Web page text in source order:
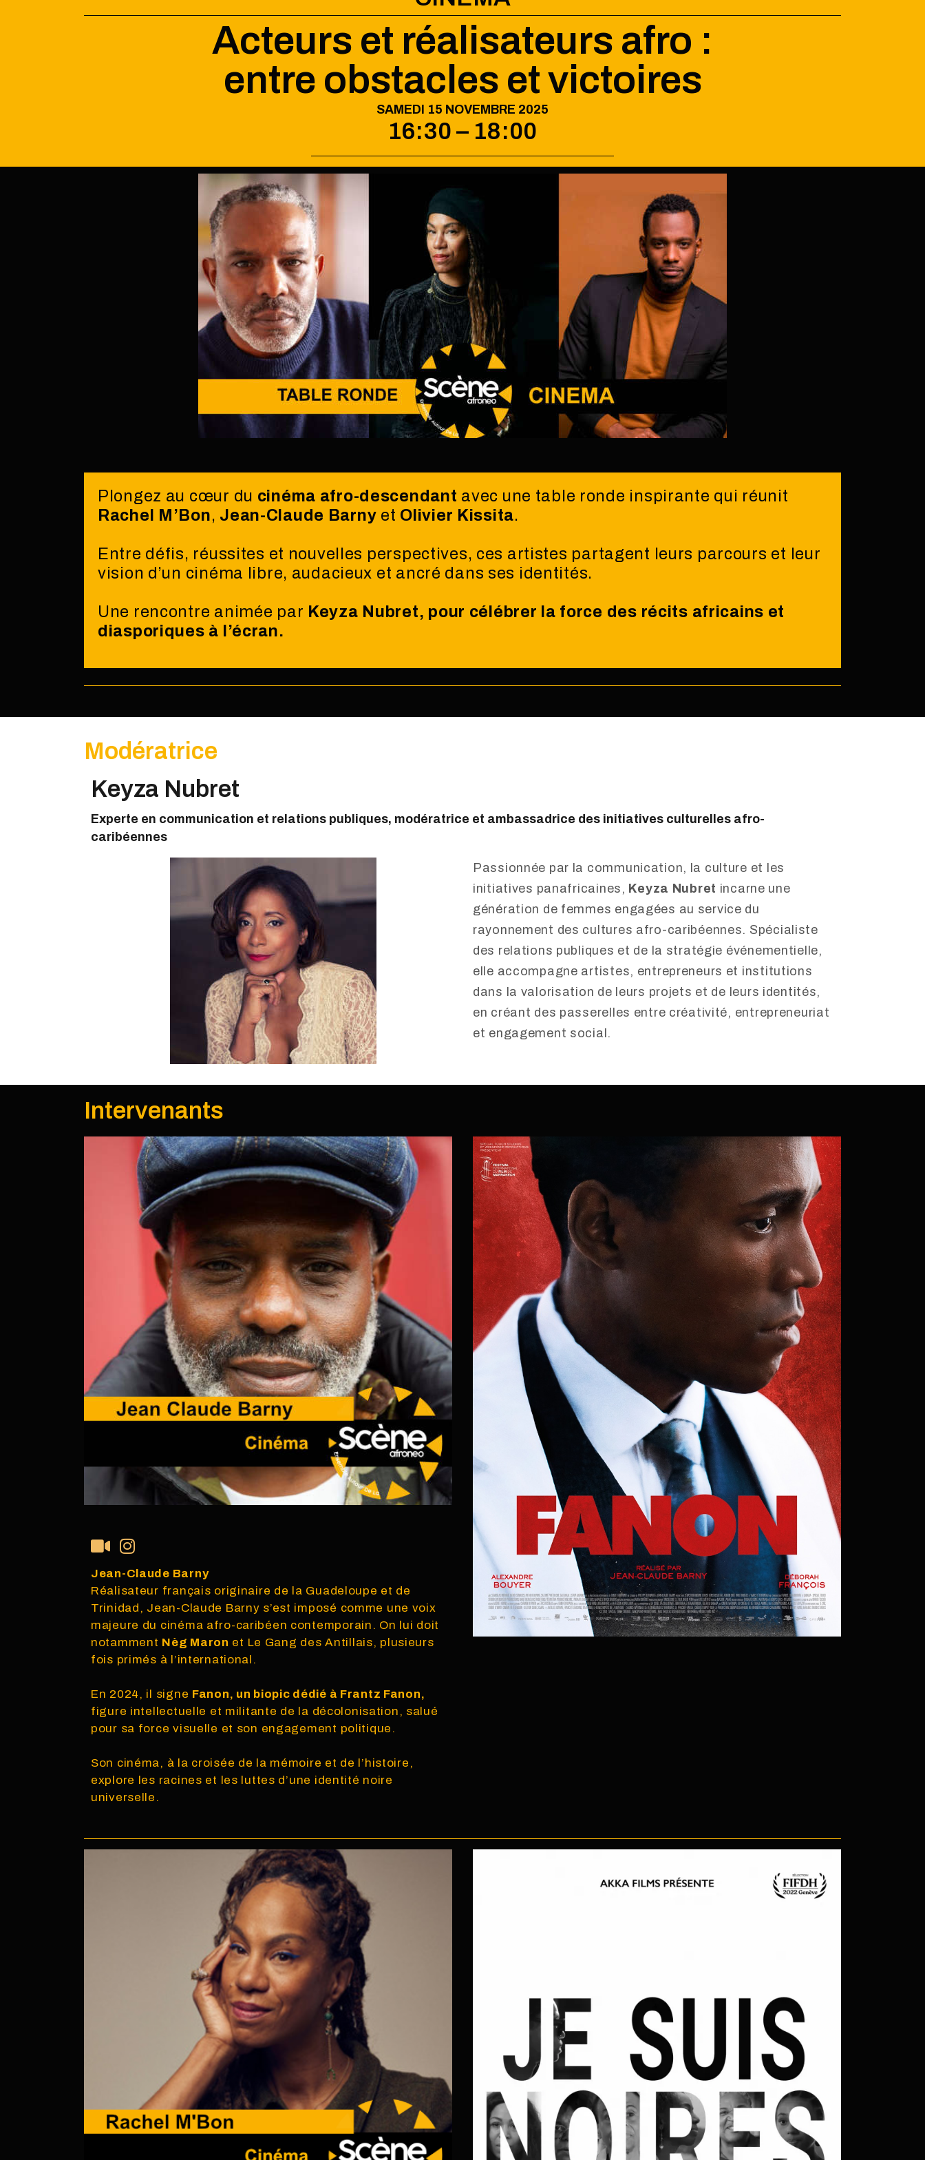
Acteurs et réalisateurs afro :
entre obstacles et victoires
SAMEDI 15 NOVEMBRE 2025
16:30 – 18:00
Plongez au cœur du cinéma afro-descendant avec une table ronde inspirante qui réunit
Rachel M’Bon, Jean-Claude Barny et Olivier Kissita.
Entre défis, réussites et nouvelles perspectives, ces artistes partagent leurs parcours et leur
vision d’un cinéma libre, audacieux et ancré dans ses identités.
Une rencontre animée par Keyza Nubret, pour célébrer la force des récits africains et
diasporiques à l’écran.
Modératrice
Keyza Nubret
Experte en communication et relations publiques, modératrice et ambassadrice des initiatives culturelles afro-
caribéennes
Passionnée par la communication, la culture et les
initiatives panafricaines, Keyza Nubret incarne une
génération de femmes engagées au service du
rayonnement des cultures afro-caribéennes. Spécialiste
des relations publiques et de la stratégie événementielle,
elle accompagne artistes, entrepreneurs et institutions
dans la valorisation de leurs projets et de leurs identités,
en créant des passerelles entre créativité, entrepreneuriat
et engagement social.
Intervenants
Jean-Claude Barny
Réalisateur français originaire de la Guadeloupe et de
Trinidad, Jean-Claude Barny s’est imposé comme une voix
majeure du cinéma afro-caribéen contemporain. On lui doit
notamment Nèg Maron et Le Gang des Antillais, plusieurs
fois primés à l’international.
En 2024, il signe Fanon, un biopic dédié à Frantz Fanon,
figure intellectuelle et militante de la décolonisation, salué
pour sa force visuelle et son engagement politique.
Son cinéma, à la croisée de la mémoire et de l’histoire,
explore les racines et les luttes d’une identité noire
universelle.